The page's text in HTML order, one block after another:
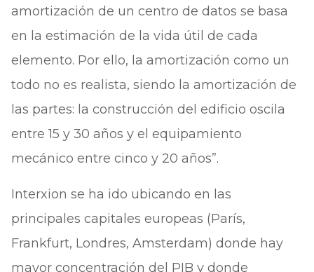
amortización de un centro de datos se basa
en la estimación de la vida útil de cada
elemento. Por ello, la amortización como un
todo no es realista, siendo la amortización de
las partes: la construcción del edificio oscila
entre 15 y 30 años y el equipamiento
mecánico entre cinco y 20 años”.
Interxion se ha ido ubicando en las
principales capitales europeas (París,
Frankfurt, Londres, Amsterdam) donde hay
mayor concentración del PIB y donde